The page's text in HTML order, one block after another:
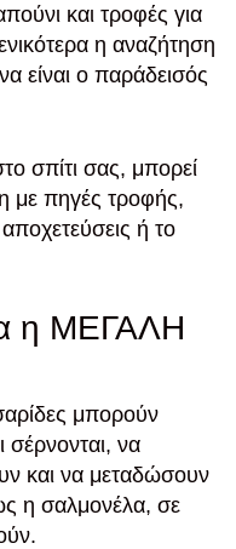
και τροφές για
η αναζήτηση
είναι ο παράδεισός
σπίτι σας, μπορεί
με πηγές τροφής,
ή το
η ΜΕΓΑΛΗ
μπορούν
να
και να μεταδώσουν
η σαλμονέλα, σε